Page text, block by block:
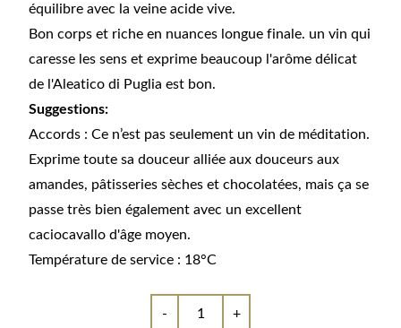
équilibre avec la veine acide vive.
Bon corps et riche en nuances longue finale. un vin qui
caresse les sens et exprime beaucoup l'arôme délicat
de l'Aleatico di Puglia est bon.
Suggestions:
Accords : Ce n’est pas seulement un vin de méditation.
Exprime toute sa douceur alliée aux douceurs aux
amandes, pâtisseries sèches et chocolatées, mais ça se
passe très bien également avec un excellent
caciocavallo d'âge moyen.
Température de service : 18°C
- +